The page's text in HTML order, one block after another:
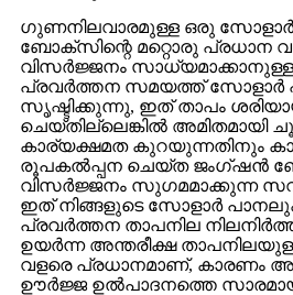
ഗുണനിലവാരമുള്ള ഒരു
ബോക്സിന്റെ മറ്റൊരു പ്രധാന
വിസർജ്ജനം
പ്രവർത്തന സമയത്ത്
സൃഷ്ടിക്കുന്നു, ഇത് താപം
ചെയ്തില്ലെങ്കിൽ അമിതമായി
കാര്യക്ഷമത കുറയുന്നതിനും
രൂപകൽപ്പന ചെയ്ത ജംഗ്ഷൻ
വിസർജ്ജനം സുഗമമാക്കുന്ന
ഇത് നിങ്ങളുടെ സോളാർ
പ്രവർത്തന താപനില
ഉയർന്ന അന്തരീക്ഷ
വളരെ പ്രധാനമാണ്, കാരണം
ഊർജ്ജ ഉൽപാദനത്തെ